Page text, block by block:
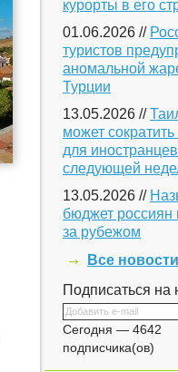
курорты в его
01.06.2026 //
туристов
аномальной
Турции
13.05.2026 //
может сократить
для
следующей
13.05.2026 //
бюджет россиян
за рубежом
Все новости
Подписаться на
Сегодня — 4642
подписчика(ов)